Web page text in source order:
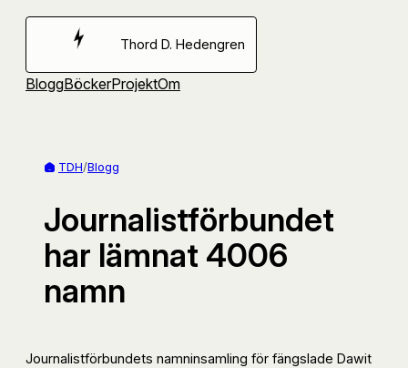
Hoppa
Thord D. Hedengren
BloggBöckerProjektOm
TDH/Blogg
Journalistförbundet
har lämnat 4006
namn
Journalistförbundets namninsamling för fängslade Dawit